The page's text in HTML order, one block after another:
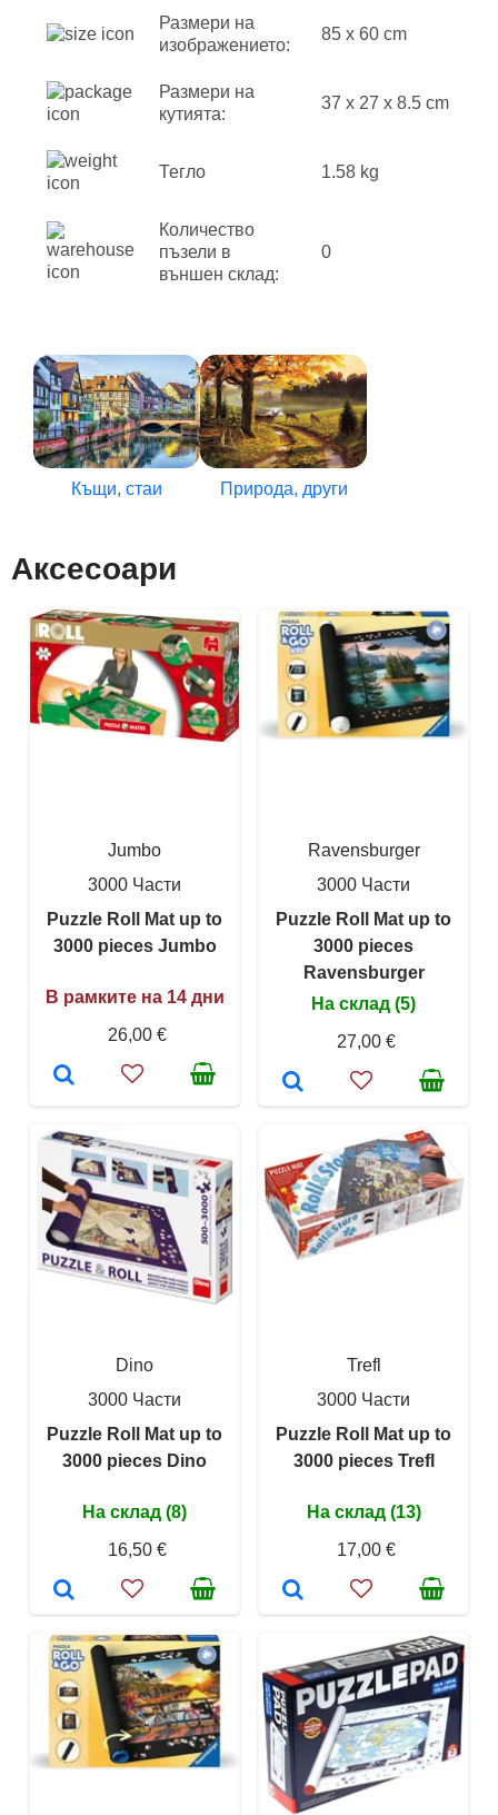
Размери на
изображението:
85 x 60 cm
Размери на
кутията:
37 x 27 x 8.5 cm
Тегло 1.58 kg
Количество
пъзели в
външен склад:
0
Къщи, стаи Природа, други
Аксесоари
Jumbo
3000 Части
Puzzle Roll Mat up to
3000 pieces Jumbo
В рамките на 14 дни
26,00 €
Ravensburger
3000 Части
Puzzle Roll Mat up to
3000 pieces
Ravensburger
На склад (5)
27,00 €
Dino
3000 Части
Puzzle Roll Mat up to
3000 pieces Dino
На склад (8)
16,50 €
Trefl
3000 Части
Puzzle Roll Mat up to
3000 pieces Trefl
На склад (13)
17,00 €